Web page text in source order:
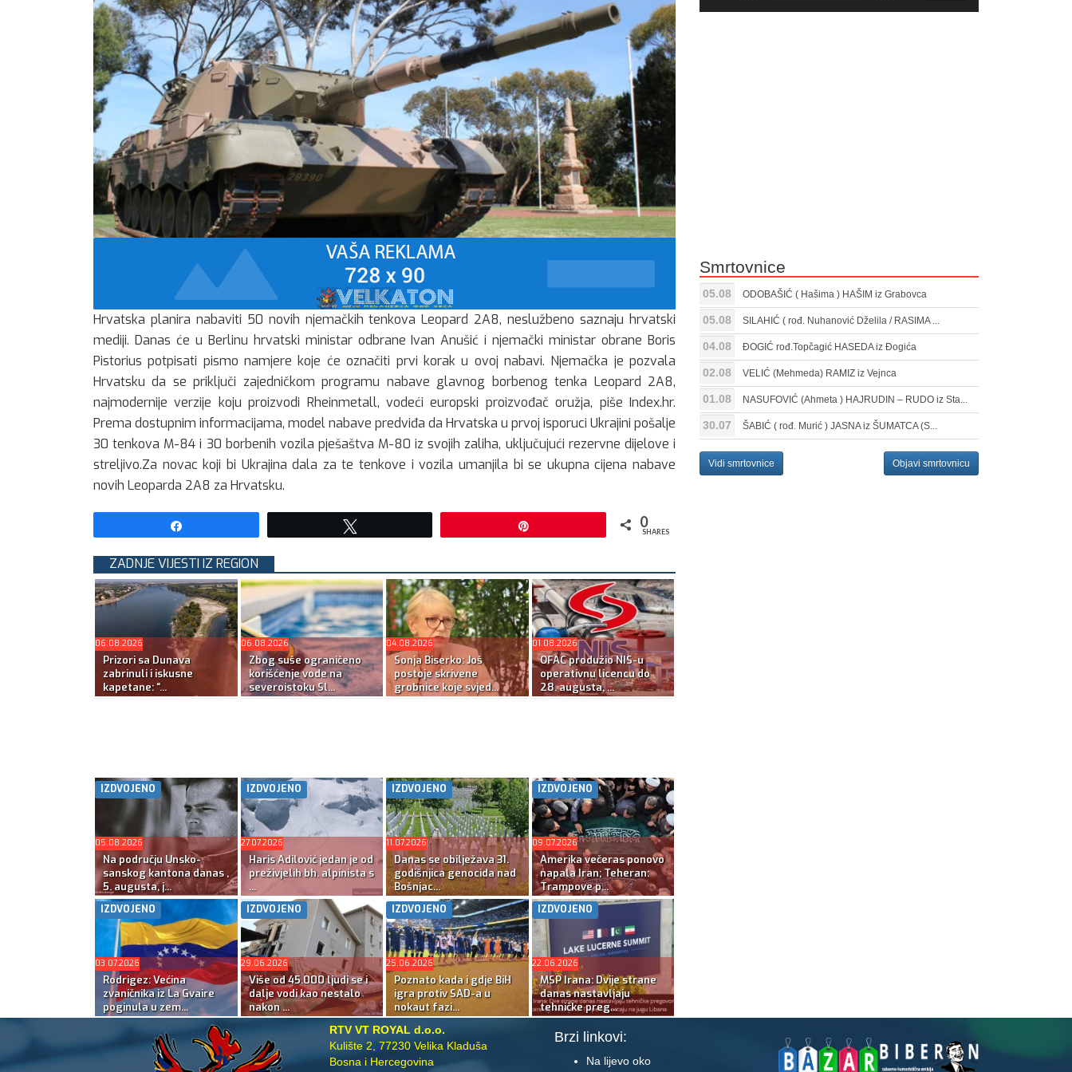
Hrvatska planira nabaviti 50 novih njemačkih tenkova Leopard 2A8, neslužbeno saznaju hrvatski
mediji. Danas će u Berlinu hrvatski ministar odbrane Ivan Anušić i njemački ministar obrane Boris
Pistorius potpisati pismo namjere koje će označiti prvi korak u ovoj nabavi. Njemačka je pozvala
Hrvatsku da se priključi zajedničkom programu nabave glavnog borbenog tenka Leopard 2A8,
najmodernije verzije koju proizvodi Rheinmetall, vodeći europski proizvođač oružja, piše Index.hr.
Prema dostupnim informacijama, model nabave predviđa da Hrvatska u prvoj isporuci Ukrajini pošalje
30 tenkova M-84 i 30 borbenih vozila pješaštva M-80 iz svojih zaliha, uključujući rezervne dijelove i
streljivo.Za novac koji bi Ukrajina dala za te tenkove i vozila umanjila bi se ukupna cijena nabave
novih Leoparda 2A8 za Hrvatsku.
0
SHARES
ZADNJE VIJESTI IZ REGION
06.08.2026
Prizori sa Dunava
zabrinuli i iskusne
kapetane: “...
06.08.2026
Zbog suše ograničeno
korišćenje vode na
severoistoku Sl...
04.08.2026
Sonja Biserko: Još
postoje skrivene
grobnice koje svjed...
01.08.2026
OFAC produžio NIS-u
operativnu licencu do
28. augusta, ...
IZDVOJENO
05.08.2026
Na području Unsko-
sanskog kantona danas ,
5. augusta, j...
IZDVOJENO
27.07.2026
Haris Adilović jedan je od
preživjelih bh. alpinista s
...
IZDVOJENO
11.07.2026
Danas se obilježava 31.
godišnjica genocida nad
Bošnjac...
IZDVOJENO
09.07.2026
Amerika večeras ponovo
napala Iran; Teheran:
Trampove p...
IZDVOJENO
03.07.2026
Rodrigez: Većina
zvaničnika iz La Gvaire
poginula u zem...
IZDVOJENO
29.06.2026
Više od 45.000 ljudi se i
dalje vodi kao nestalo
nakon ...
IZDVOJENO
25.06.2026
Poznato kada i gdje BiH
igra protiv SAD-a u
nokaut fazi...
IZDVOJENO
22.06.2026
MSP Irana: Dvije strane
danas nastavljaju
tehničke preg...
Gore/Dole
Smrtovnice
05.08 ODOBAŠIĆ ( Hašima ) HAŠIM iz Grabovca
05.08 SILAHIĆ ( rođ. Nuhanović Dželila / RASIMA ...
04.08 ĐOGIĆ rođ.Topčagić HASEDA iz Đogića
02.08 VELIĆ (Mehmeda) RAMIZ iz Vejnca
01.08 NASUFOVIĆ (Ahmeta ) HAJRUDIN – RUDO iz Sta...
30.07 ŠABIĆ ( rođ. Murić ) JASNA iz ŠUMATCA (S...
Vidi smrtovnice Objavi smrtovnicu
RTV VT ROYAL d.o.o.
Kulište 2, 77230 Velika Kladuša
Bosna i Hercegovina
Brzi linkovi:
Na lijevo oko